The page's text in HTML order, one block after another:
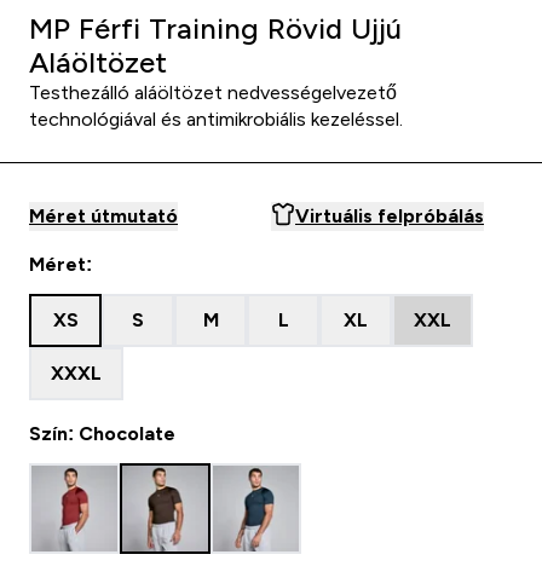
MP Férfi Training Rövid Ujjú
Aláöltözet
Testhezálló aláöltözet nedvességelvezető
technológiával és antimikrobiális kezeléssel.
Méret útmutató Virtuális felpróbálás
Méret:
XS S M L XL XXL
XXXL
Szín: Chocolate